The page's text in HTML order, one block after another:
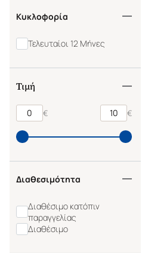
Κυκλοφορία
Τελευταίοι 12 Μήνες
Τιμή
€ €
Διαθεσιμότητα
Διαθέσιμο κατόπιν
παραγγελίας
Διαθέσιμο